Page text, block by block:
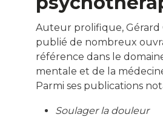
Auteur prolifique, Gérard
publié de nombreux
référence dans le
mentale et de la
Parmi ses publications
Soulager la douleur